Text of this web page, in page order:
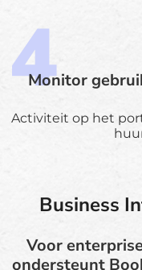
Monitor
Activiteit op het
Business
Voor
ondersteunt